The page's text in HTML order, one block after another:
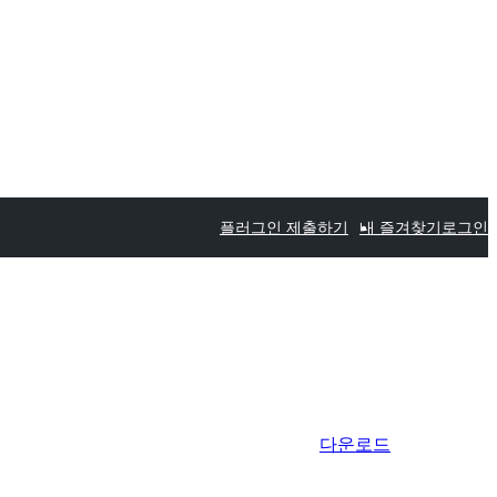
플러그인 제출하기 내 즐겨찾기 로그인
다운로드